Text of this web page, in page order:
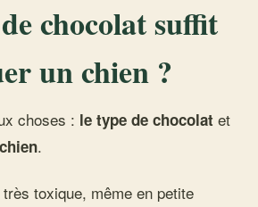
chocolat suffit
un chien ?
choses : le type de chocolat et
.
très toxique, même en petite